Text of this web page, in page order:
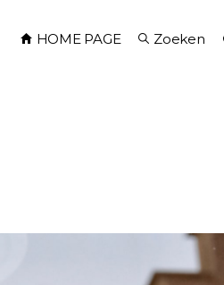
HOME PAGE Zoeken